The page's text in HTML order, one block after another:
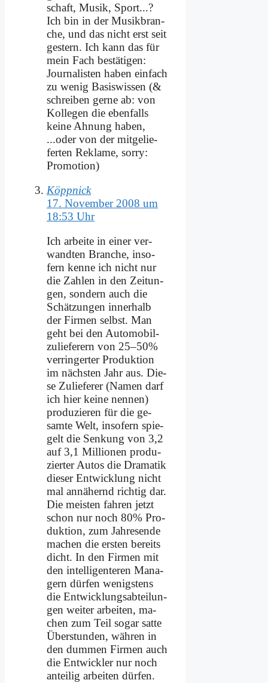
schaft, Mu­sik, Sport...?
Ich bin in der Mu­sik­bran­
che, und das nicht erst seit
ge­stern. Ich kann das für
mein Fach be­stä­ti­gen:
Jour­na­li­sten ha­ben ein­fach
zu we­nig Ba­sis­wis­sen (&
schrei­ben ger­ne ab: von
Kol­le­gen die eben­falls
kei­ne Ah­nung ha­ben,
...oder von der mit­ge­lie­
fer­ten Re­kla­me, sor­ry:
Pro­mo­ti­on)
Köppnick
17. November 2008 um
18:53 Uhr
Ich ar­bei­te in ei­ner ver­
wand­ten Bran­che, in­so­
fern ken­ne ich nicht nur
die Zah­len in den Zei­tun­
gen, son­dern auch die
Schät­zun­gen in­ner­halb
der Fir­men selbst. Man
geht bei den Au­to­mo­bil­
zu­lie­fe­rern von 25–50%
ver­rin­ger­ter Pro­duk­ti­on
im näch­sten Jahr aus. Die­
se Zu­lie­fe­rer (Na­men darf
ich hier kei­ne nen­nen)
pro­du­zie­ren für die ge­
sam­te Welt, in­so­fern spie­
gelt die Sen­kung von 3,2
auf 3,1 Mil­lio­nen pro­du­
zier­ter Au­tos die Dra­ma­tik
die­ser Ent­wick­lung nicht
mal an­nä­hernd rich­tig dar.
Die mei­sten fah­ren jetzt
schon nur noch 80% Pro­
duk­ti­on, zum Jah­res­en­de
ma­chen die er­sten be­reits
dicht. In den Fir­men mit
den in­tel­li­gen­te­ren Ma­na­
gern dür­fen we­nig­stens
die Ent­wick­lungs­ab­tei­lun­
gen wei­ter ar­bei­ten, ma­
chen zum Teil so­gar sat­te
Über­stun­den, wäh­ren in
den dum­men Fir­men auch
die Ent­wick­ler nur noch
an­tei­lig ar­bei­ten dür­fen.